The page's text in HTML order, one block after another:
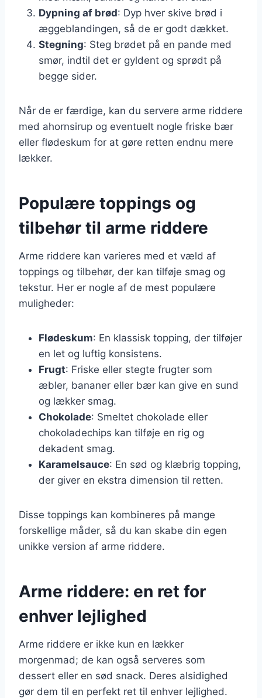
Dypning af brød: Dyp hver skive brød i
æggeblandingen, så de er godt dækket.
Stegning: Steg brødet på en pande med
smør, indtil det er gyldent og sprødt på
begge sider.
Når de er færdige, kan du servere arme riddere
med ahornsirup og eventuelt nogle friske bær
eller flødeskum for at gøre retten endnu mere
lækker.
Populære toppings og
tilbehør til arme riddere
Arme riddere kan varieres med et væld af
toppings og tilbehør, der kan tilføje smag og
tekstur. Her er nogle af de mest populære
muligheder:
Flødeskum: En klassisk topping, der tilføjer
en let og luftig konsistens.
Frugt: Friske eller stegte frugter som
æbler, bananer eller bær kan give en sund
og lækker smag.
Chokolade: Smeltet chokolade eller
chokoladechips kan tilføje en rig og
dekadent smag.
Karamelsauce: En sød og klæbrig topping,
der giver en ekstra dimension til retten.
Disse toppings kan kombineres på mange
forskellige måder, så du kan skabe din egen
unikke version af arme riddere.
Arme riddere: en ret for
enhver lejlighed
Arme riddere er ikke kun en lækker
morgenmad; de kan også serveres som
dessert eller en sød snack. Deres alsidighed
gør dem til en perfekt ret til enhver lejlighed.